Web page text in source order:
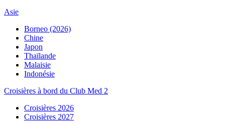
Asie
Borneo (2026)
Chine
Japon
Thaïlande
Malaisie
Indonésie
Croisières à bord du Club Med 2
Croisières 2026
Croisières 2027